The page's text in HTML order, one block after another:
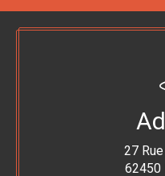
27
62450